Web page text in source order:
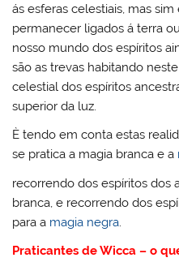
ás esferas celestiais, mas
permanecer ligados á terra
nosso mundo dos espíritos
são as trevas habitando
celestial dos espíritos
superior da luz.
È tendo em conta estas
se pratica a magia branca e a
recorrendo dos espíritos dos
branca, e recorrendo dos
para a magia negra.
Praticantes de Wicca – o